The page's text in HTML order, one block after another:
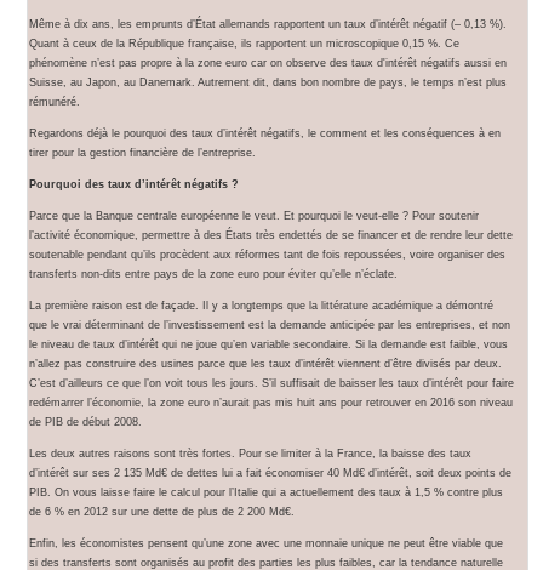
Même à dix ans, les emprunts d’État allemands rapportent un taux d’intérêt négatif (– 0,13 %).
Quant à ceux de la République française, ils rapportent un microscopique 0,15 %. Ce
phénomène n’est pas propre à la zone euro car on observe des taux d'intérêt négatifs aussi en
Suisse, au Japon, au Danemark. Autrement dit, dans bon nombre de pays, le temps n’est plus
rémunéré.
Regardons déjà le pourquoi des taux d’intérêt négatifs, le comment et les conséquences à en
tirer pour la gestion financière de l’entreprise.
Pourquoi des taux d’intérêt négatifs ?
Parce que la Banque centrale européenne le veut. Et pourquoi le veut-elle ? Pour soutenir
l’activité économique, permettre à des États très endettés de se financer et de rendre leur dette
soutenable pendant qu’ils procèdent aux réformes tant de fois repoussées, voire organiser des
transferts non-dits entre pays de la zone euro pour éviter qu’elle n’éclate.
La première raison est de façade. Il y a longtemps que la littérature académique a démontré
que le vrai déterminant de l’investissement est la demande anticipée par les entreprises, et non
le niveau de taux d’intérêt qui ne joue qu’en variable secondaire. Si la demande est faible, vous
n’allez pas construire des usines parce que les taux d’intérêt viennent d’être divisés par deux.
C’est d’ailleurs ce que l’on voit tous les jours. S’il suffisait de baisser les taux d’intérêt pour faire
redémarrer l’économie, la zone euro n’aurait pas mis huit ans pour retrouver en 2016 son niveau
de PIB de début 2008.
Les deux autres raisons sont très fortes. Pour se limiter à la France, la baisse des taux
d’intérêt sur ses 2 135 Md€ de dettes lui a fait économiser 40 Md€ d’intérêt, soit deux points de
PIB. On vous laisse faire le calcul pour l’Italie qui a actuellement des taux à 1,5 % contre plus
de 6 % en 2012 sur une dette de plus de 2 200 Md€.
Enfin, les économistes pensent qu’une zone avec une monnaie unique ne peut être viable que
si des transferts sont organisés au profit des parties les plus faibles, car la tendance naturelle